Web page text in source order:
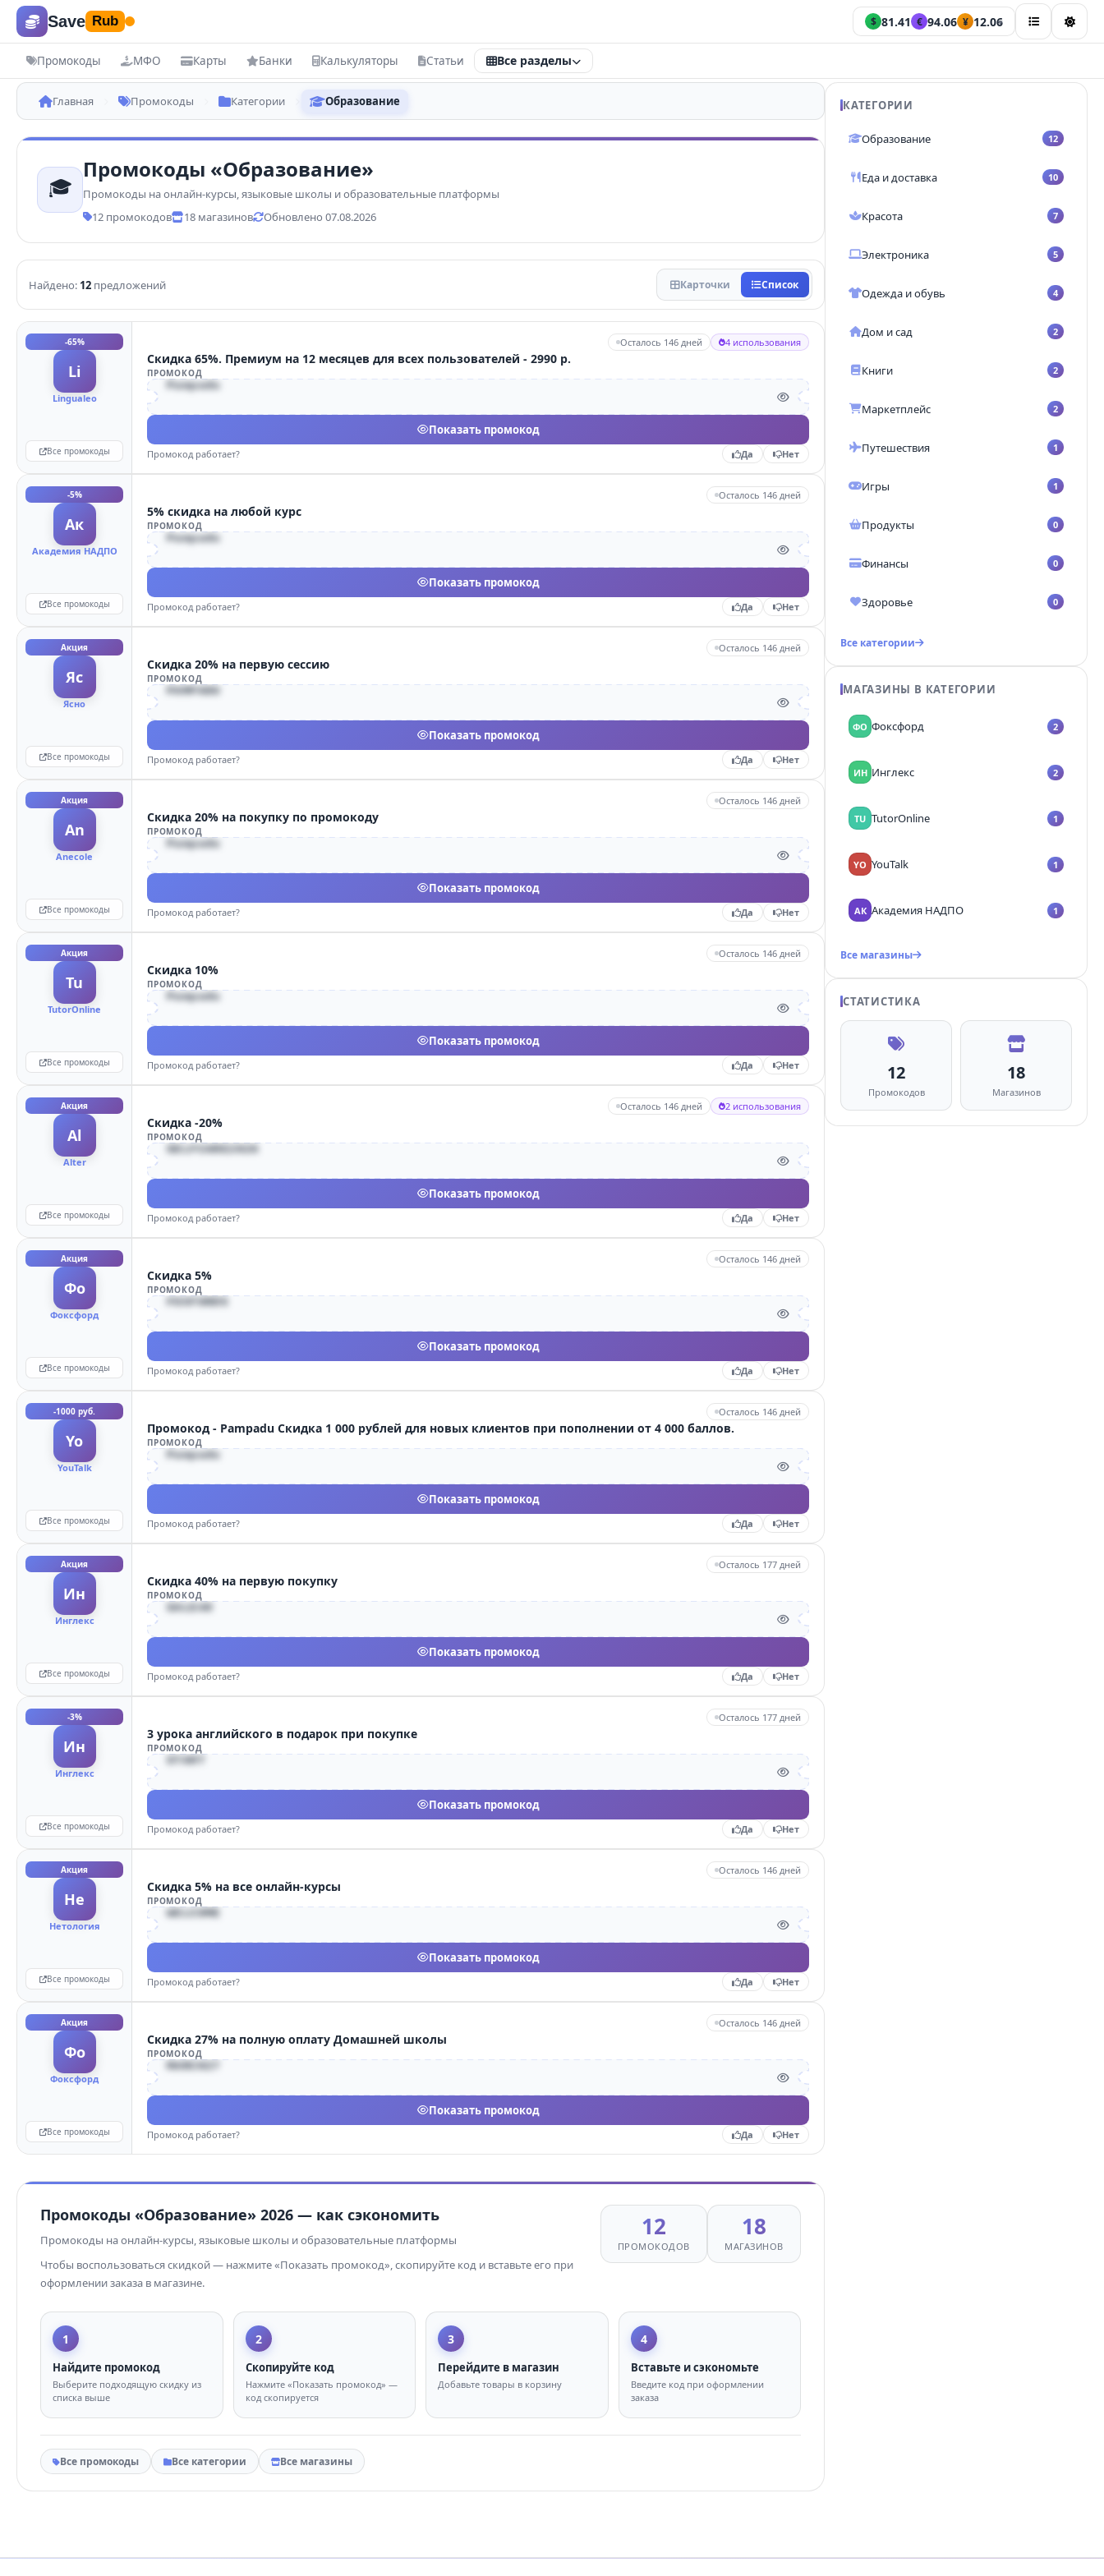
Save Rub $ 81.41 € 94.06 ¥ 12.06
▾
Промокоды МФО Карты Банки Калькуляторы Статьи Все разделы
Купоны и скидки
Все промокоды
Магазины
Все категории
Маркетплейсы
Электроника
Одежда
Еда
Путешествия
Красота
Игры
Здоровье
Финансы
Банки и карты
Рейтинг банков ТОП
МФО / Займы
Все карты
Дебетовые карты
Кредиты наличными
ПОПУЛЯРНЫЕ БАНКИ
Сбер Т‑Банк Альфа
ВТБ
Все калькуляторы
Конвертер валют
Калькулятор НДФЛ
Инвестиционный
ОСАГО
Статьи
Все статьи
КАТЕГОРИИ
Займы и МФО
Кредиты наличными
Главная страница
Банки, карты, промокоды,
Главная Промокоды Категории Образование
🎓
Промокоды «Образование»
Промокоды на онлайн-курсы, языковые школы и образовательные платформы
12 промокодов
18 магазинов Обновлено 07.08.2026
Найдено: 12 предложений Карточки Список
-65%
Li
Lingualeo
Все промокоды
Осталось 146 дней 4 использования
Скидка 65%. Премиум на 12 месяцев для всех пользователей - 2990 р.
ПРОМОКОД
Pampadu
Показать промокод
Промокод работает? Да Нет
-5%
Ак
Академия НАДПО
Все промокоды
Осталось 146 дней
5% скидка на любой курс
ПРОМОКОД
Pampadu
Показать промокод
Промокод работает? Да Нет
Акция
Яс
Ясно
Все промокоды
Осталось 146 дней
Скидка 20% на первую сессию
ПРОМОКОД
PAMPADU
Показать промокод
Промокод работает? Да Нет
Акция
An
Anecole
Все промокоды
Осталось 146 дней
Скидка 20% на покупку по промокоду
ПРОМОКОД
Pampadu
Показать промокод
Промокод работает? Да Нет
Акция
Tu
TutorOnline
Все промокоды
Осталось 146 дней
Скидка 10%
ПРОМОКОД
Pampadu
Показать промокод
Промокод работает? Да Нет
Акция
Al
Alter
Все промокоды
Осталось 146 дней 2 использования
Скидка -20%
ПРОМОКОД
SELFCARE2026
Показать промокод
Промокод работает? Да Нет
Акция
Фо
Фоксфорд
Все промокоды
Осталось 146 дней
Скидка 5%
ПРОМОКОД
FOXFORD5
Показать промокод
Промокод работает? Да Нет
-1000 руб.
Yo
YouTalk
Все промокоды
Осталось 146 дней
Промокод - Pampadu Скидка 1 000 рублей для новых клиентов при пополнении от 4 000 баллов.
ПРОМОКОД
Pampadu
Показать промокод
Промокод работает? Да Нет
Акция
Ин
Инглекс
Все промокоды
Осталось 177 дней
Скидка 40% на первую покупку
ПРОМОКОД
SALE40
Показать промокод
Промокод работает? Да Нет
-3%
Ин
Инглекс
Все промокоды
Осталось 177 дней
3 урока английского в подарок при покупке
ПРОМОКОД
START
Показать промокод
Промокод работает? Да Нет
Акция
Не
Нетология
Все промокоды
Осталось 146 дней
Скидка 5% на все онлайн-курсы
ПРОМОКОД
WELCOME
Показать промокод
Промокод работает? Да Нет
Акция
Фо
Фоксфорд
Все промокоды
Осталось 146 дней
Скидка 27% на полную оплату Домашней школы
ПРОМОКОД
MARCH27
Показать промокод
Промокод работает? Да Нет
Промокоды «Образование» 2026 — как сэкономить
Промокоды на онлайн-курсы, языковые школы и образовательные платформы
Чтобы воспользоваться скидкой — нажмите «Показать промокод», скопируйте код и вставьте его при
оформлении заказа в магазине.
12
ПРОМОКОДОВ
18
МАГАЗИНОВ
1
Найдите промокод
Выберите подходящую скидку из
списка выше
2
Скопируйте код
Нажмите «Показать промокод» —
код скопируется
3
Перейдите в магазин
Добавьте товары в корзину
4
Вставьте и сэкономьте
Введите код при оформлении
заказа
Все промокоды Все категории Все магазины
КАТЕГОРИИ
Образование 12
Еда и доставка 10
Красота 7
Электроника 5
Одежда и обувь 4
Дом и сад 2
Книги 2
Маркетплейс 2
Путешествия 1
Игры 1
Продукты 0
Финансы 0
Здоровье 0
Все категории
МАГАЗИНЫ В КАТЕГОРИИ
ФО Фоксфорд 2
ИН Инглекс 2
TU TutorOnline 1
YO YouTalk 1
АК Академия НАДПО 1
Все магазины
СТАТИСТИКА
12
Промокодов
18
Магазинов